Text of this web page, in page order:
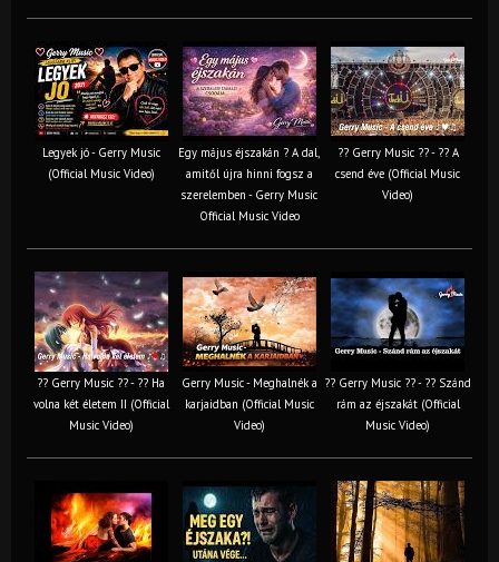
Legyek jó - Gerry Music
(Official Music Video)
Egy május éjszakán ? A dal,
amitől újra hinni fogsz a
szerelemben - Gerry Music
Official Music Video
?? Gerry Music ?? - ?? A
csend éve (Official Music
Video)
?? Gerry Music ?? - ?? Ha
volna két életem II (Official
Music Video)
Gerry Music - Meghalnék a
karjaidban (Official Music
Video)
?? Gerry Music ?? - ?? Szánd
rám az éjszakát (Official
Music Video)